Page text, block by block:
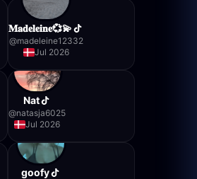
𝐌𝐚𝐝𝐞𝐥𝐞𝐢𝐧𝐞💞💫
@madeleine12332
Jul 2026
Nat
@natasja6025
Jul 2026
goofy